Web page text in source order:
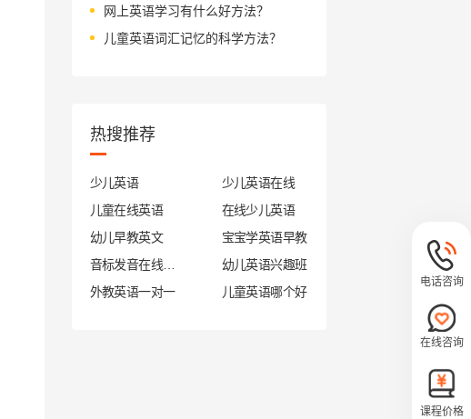
网上英语学习有什么好方法？
儿童英语词汇记忆的科学方法？
热搜推荐
少儿英语
少儿英语在线
儿童在线英语
在线少儿英语
幼儿早教英文
宝宝学英语早教
幼儿英语兴趣班
外教英语一对一
儿童英语哪个好
电话咨询
在线咨询
课程价格